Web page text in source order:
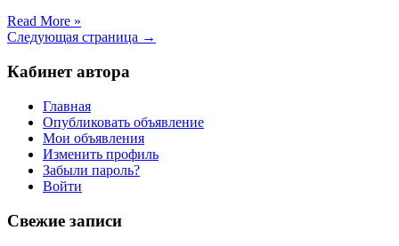
Read More »
Следующая страница →
Кабинет автора
Главная
Опубликовать объявление
Мои объявления
Изменить профиль
Забыли пароль?
Войти
Свежие записи